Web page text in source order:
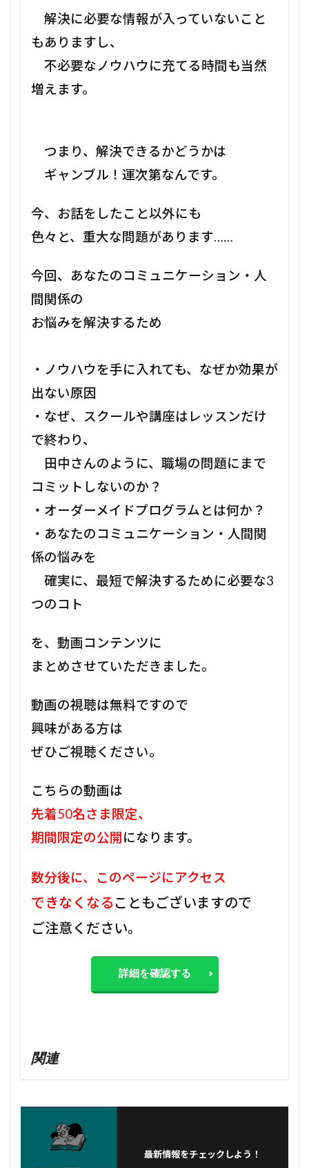
解決に必要な情報が入っていないこと
もありますし、
不必要なノウハウに充てる時間も当然
増えます。
つまり、解決できるかどうかは
ギャンブル！運次第なんです。
今、お話をしたこと以外にも
色々と、重大な問題があります……
今回、あなたのコミュニケーション・人
間関係の
お悩みを解決するため
・ノウハウを手に入れても、なぜか効果が
出ない原因
・なぜ、スクールや講座はレッスンだけ
で終わり、
田中さんのように、職場の問題にまで
コミットしないのか？
・オーダーメイドプログラムとは何か？
・あなたのコミュニケーション・人間関
係の悩みを
確実に、最短で解決するために必要な3
つのコト
を、動画コンテンツに
まとめさせていただきました。
動画の視聴は無料ですので
興味がある方は
ぜひご視聴ください。
こちらの動画は
先着50名さま限定、
期間限定の公開 になります。
数分後に、このページにアクセス
できなくなる こともございますので
ご注意ください。
詳細を確認する
関連
最新情報をチェックしよう！